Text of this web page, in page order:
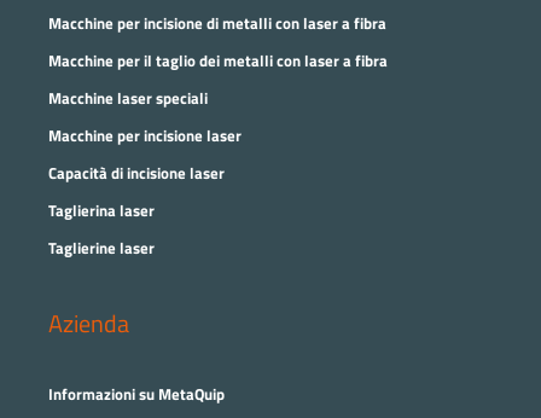
Macchine per incisione di metalli con laser a fibra
Macchine per il taglio dei metalli con laser a fibra
Macchine laser speciali
Macchine per incisione laser
Capacità di incisione laser
Taglierina laser
Taglierine laser
Azienda
Informazioni su MetaQuip